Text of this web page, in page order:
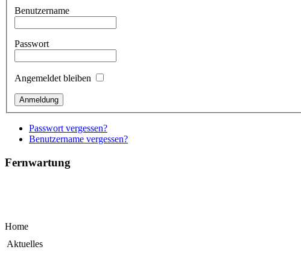
Benutzername
Passwort
Angemeldet bleiben
Passwort vergessen?
Benutzername vergessen?
Fernwartung
Home
Aktuelles